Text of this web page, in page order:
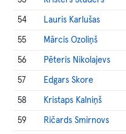
54 Lauris Karlušas
55 Mārcis Ozoliņš
56 Pēteris Nikolajevs
57 Edgars Skore
58 Kristaps Kalniņš
59 Ričards Smirnovs